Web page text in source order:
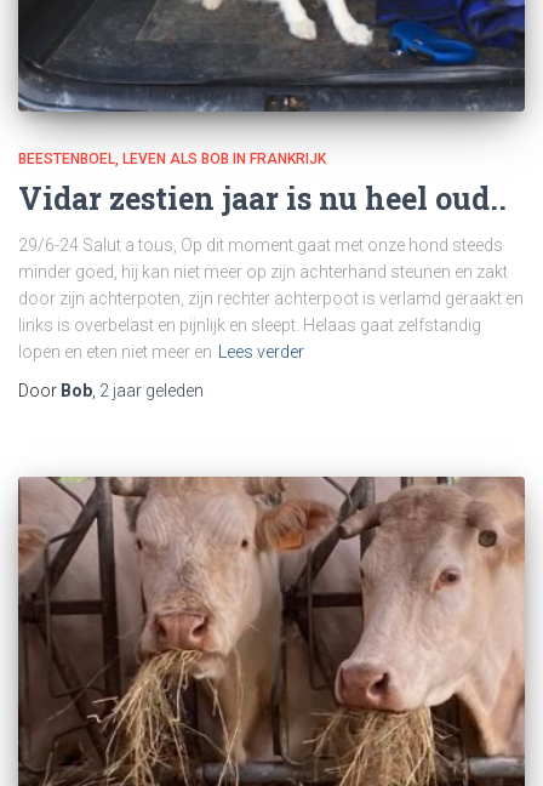
BEESTENBOEL LEVEN ALS BOB IN FRANKRIJK
Vidar zestien jaar is nu heel oud..
29/6-24 Salut a tous, Op dit moment gaat met onze hond steeds
minder goed, hij kan niet meer op zijn achterhand steunen en zakt
door zijn achterpoten, zijn rechter achterpoot is verlamd geraakt en
links is overbelast en pijnlijk en sleept. Helaas gaat zelfstandig
lopen en eten niet meer en
Lees verder
Door Bob 2 jaar geleden